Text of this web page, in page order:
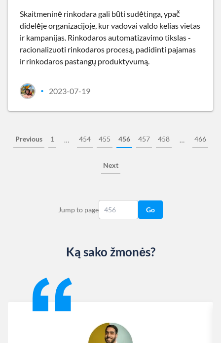
Skaitmeninė rinkodara gali būti sudėtinga, ypač
didelėje organizacijoje, kur vadovai valdo kelias vietas
ir kampanijas. Rinkodaros automatizavimo tikslas -
racionalizuoti rinkodaros procesą, padidinti pajamas
ir rinkodaros pastangų produktyvumą.
• 2023-07-19
Previous 1 … 454 455 456 457 458 … 466
Next
Jump to page Go
Ką sako žmonės?